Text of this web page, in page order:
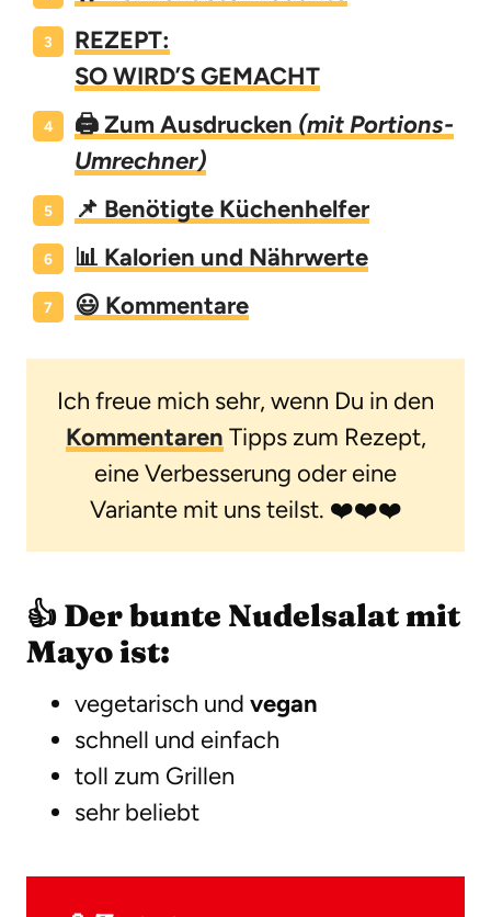
REZEPT:
SO WIRD’S GEMACHT
🖨️ Zum Ausdrucken (mit Portions-
Umrechner)
📌 Benötigte Küchenhelfer
📊 Kalorien und Nährwerte
😃 Kommentare
Ich freue mich sehr, wenn Du in den
Kommentaren Tipps zum Rezept,
eine Verbesserung oder eine
Variante mit uns teilst. ❤️❤️❤️
👍 Der bunte Nudelsalat mit
Mayo ist:
vegetarisch und vegan
schnell und einfach
toll zum Grillen
sehr beliebt